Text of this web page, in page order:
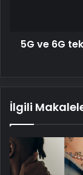
5G ve 6G
İlgili